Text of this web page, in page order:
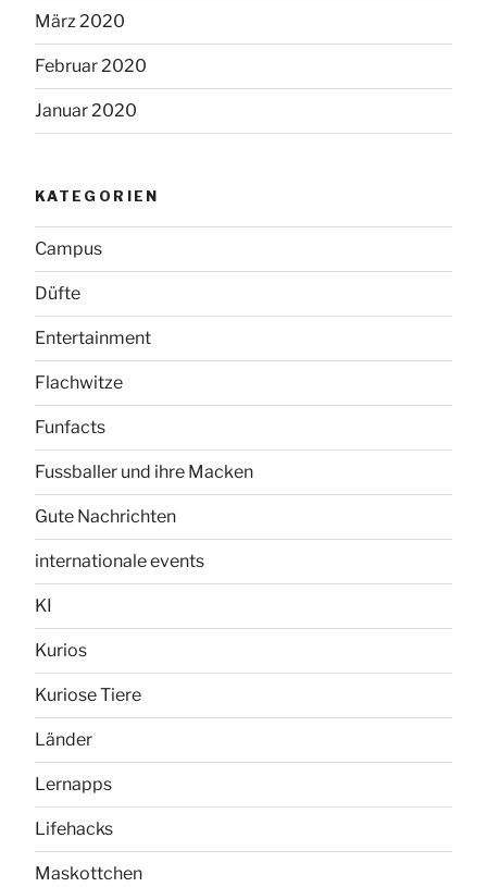
März 2020
Februar 2020
Januar 2020
KATEGORIEN
Campus
Düfte
Entertainment
Flachwitze
Funfacts
Fussballer und ihre Macken
Gute Nachrichten
internationale events
KI
Kurios
Kuriose Tiere
Länder
Lernapps
Lifehacks
Maskottchen